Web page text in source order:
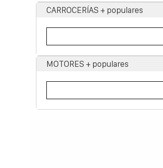
CARROCERÍAS + populares
MOTORES + populares